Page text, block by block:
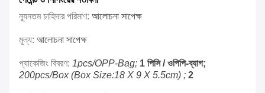
ন্যূনতম চাহিদার পরিমাণ: আলোচনা সাপেক্ষ
মূল্য: আলোচনা সাপেক্ষ
প্যাকেজিং বিবরণ: 1pcs/OPP-Bag; 1 পিসি / ওপিপি-ব্যাগ;
200pcs/box (Box Size:18 X 9 X 5.5cm) ; 2